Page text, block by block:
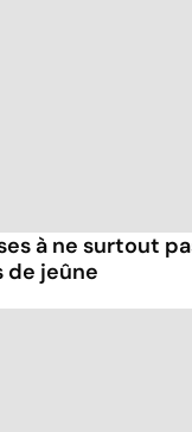
à ne surtout
de jeûne